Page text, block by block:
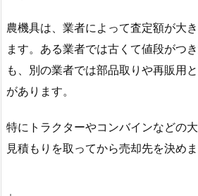
農機具は、業者によって査定額が大
ます。ある業者では古くて値段がつ
も、別の業者では部品取りや再販用
があります。
特にトラクターやコンバインなどの
見積もりを取ってから売却先を決めま